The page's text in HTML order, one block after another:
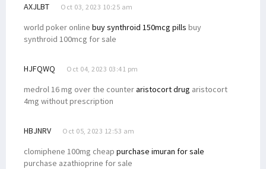
AXJLBT Oct 03, 2023 10:25 am
world poker online buy synthroid 150mcg pills buy
synthroid 100mcg for sale
HJFQWQ Oct 04, 2023 03:41 pm
medrol 16 mg over the counteraristocort drug aristocort
4mg without prescription
HBJNRV Oct 05, 2023 12:53 am
clomiphene 100mg cheap purchase imuran for sale
purchase azathioprine for sale